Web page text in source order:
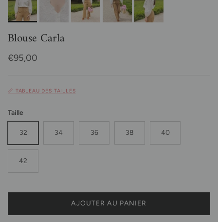
Blouse Carla
Prix habituel
€95,00
📏 TABLEAU DES TAILLES
Taille
32 34 36 38 40
42
AJOUTER AU PANIER